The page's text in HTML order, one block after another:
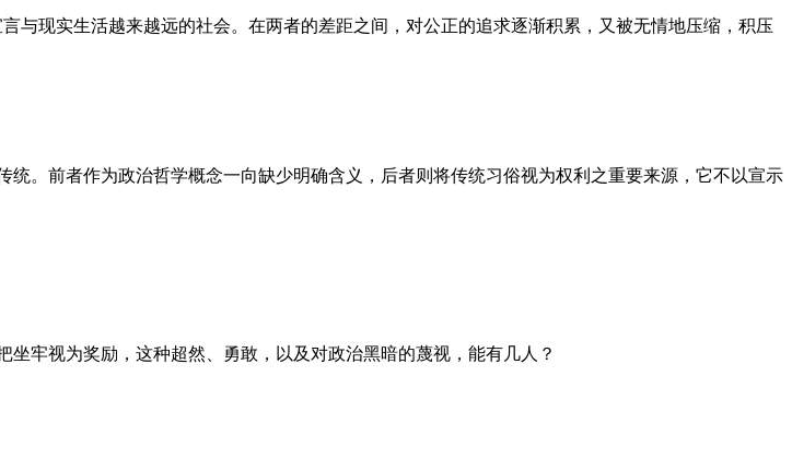
与现实生活越来越远的社会。在两者的差距之间，对公正的追求逐渐积累，又被无情地压缩，积压
。前者作为政治哲学概念一向缺少明确含义，后者则将传统习俗视为权利之重要来源，它不以宣示
牢视为奖励，这种超然、勇敢，以及对政治黑暗的蔑视，能有几人？